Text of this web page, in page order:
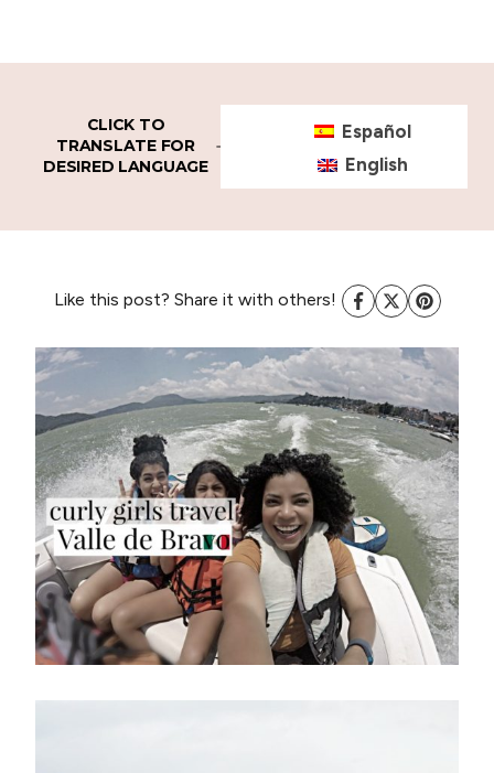
CLICK TO
TRANSLATE FOR
DESIRED LANGUAGE
Español
English
Like this post? Share it with others!